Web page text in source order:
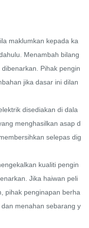
maklumkan kepada ka
Menambah bilang
Pihak pengin
jika dasar ini dilan
disediakan di dala
menghasilkan asap d
selepas dig
kualiti pengin
Jika haiwan peli
pihak penginapan berha
menahan sebarang y